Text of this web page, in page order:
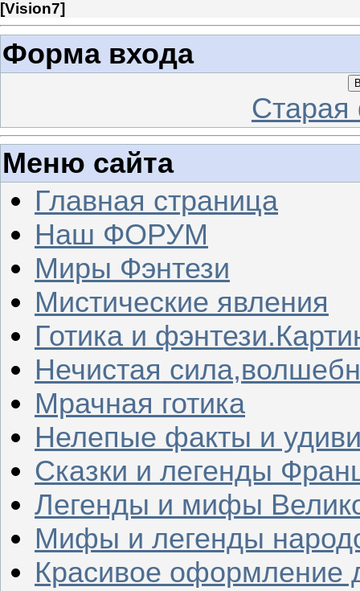
[Vision7]
Форма входа
Меню сайта
Главная страница
Наш ФОРУМ
Миры Фэнтези
Мистические явления
Готика и
Нечистая
Мрачная готика
Нелепые факты и
Сказки и легенды
Легенды и мифы
Мифы и легенды
Красивое оформление